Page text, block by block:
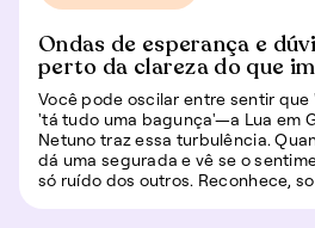
Ondas de esperança e
perto da clareza do que
Você pode oscilar entre sentir
'tá tudo uma bagunça'—a Lua em
Netuno traz essa turbulência.
dá uma segurada e vê se o
só ruído dos outros. Reconhece,